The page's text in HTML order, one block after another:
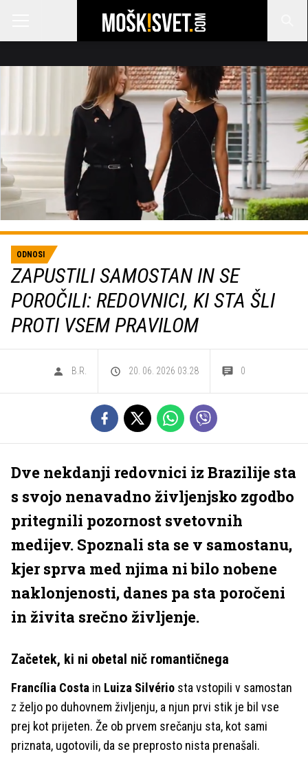
ODNOSI
ZAPUSTILI SAMOSTAN IN SE
POROČILI: REDOVNICI, KI STA ŠLI
PROTI VSEM PRAVILOM
B.R. 20. 06. 2026 03.28 0
Dve nekdanji redovnici iz Brazilije sta
s svojo nenavadno življenjsko zgodbo
pritegnili pozornost svetovnih
medijev. Spoznali sta se v samostanu,
kjer sprva med njima ni bilo nobene
naklonjenosti, danes pa sta poročeni
in živita srečno življenje.
Začetek, ki ni obetal nič romantičnega
Francília Costa in Luiza Silvério sta vstopili v samostan
z željo po duhovnem življenju, a njun prvi stik je bil vse
prej kot prijeten. Že ob prvem srečanju sta, kot sami
priznata, ugotovili, da se preprosto nista prenašali.